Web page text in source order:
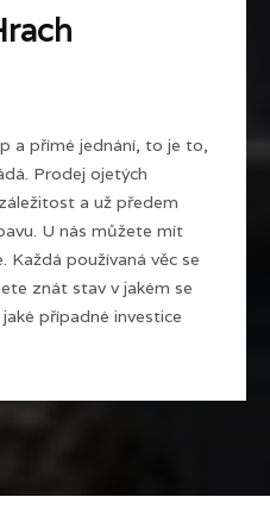
a přímé jednání, to je to,
Prodej ojetých
a už předem
U nás můžete mít
Každá používaná věc se
znát stav v jakém se
případné investice